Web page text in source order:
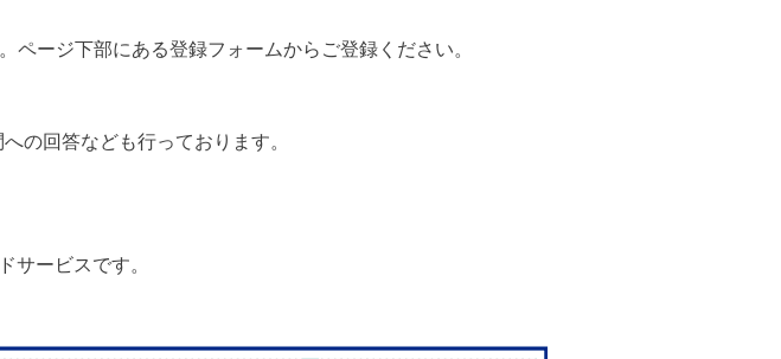
ージ下部にある登録フォームからご登録ください。
の回答なども行っております。
ービスです。